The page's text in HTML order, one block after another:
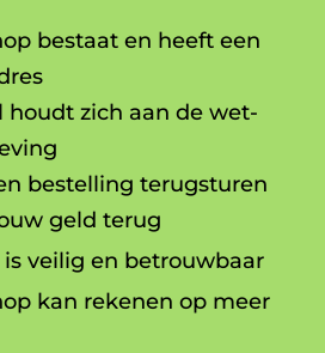
bestaat en heeft een
houdt zich aan de wet-
bestelling terugsturen
geld terug
veilig en betrouwbaar
kan rekenen op meer